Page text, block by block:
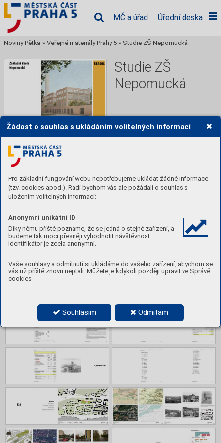
Žádost o souhlas s ukládáním volitelných informací
Pro základní fungování webu nepotřebujeme ukládat žádné informace
(tzv. cookies apod.). Rádi bychom vás ale požádali o souhlas s
uložením volitelných informací:
Anonymní unikátní ID
Díky němu příště poznáme, že se jedná o stejné zařízení, a
budeme tak moci přesněji vyhodnotit návštěvnost.
Identifikátor je zcela anonymní.
Vaše souhlasy a odmítnutí si ukládáme do vašeho zařízení, abychom se
vás už příště znovu neptali. Můžete je kdykoli později upravit ve Správě
cookies
Souhlasím Odmítám
MČ a úřad Úřední deska
Noviny Pětka » Veřejné materiály Prahy 5 » Studie ZŠ Nepomucká
Studie ZŠ
Nepomucká
5,